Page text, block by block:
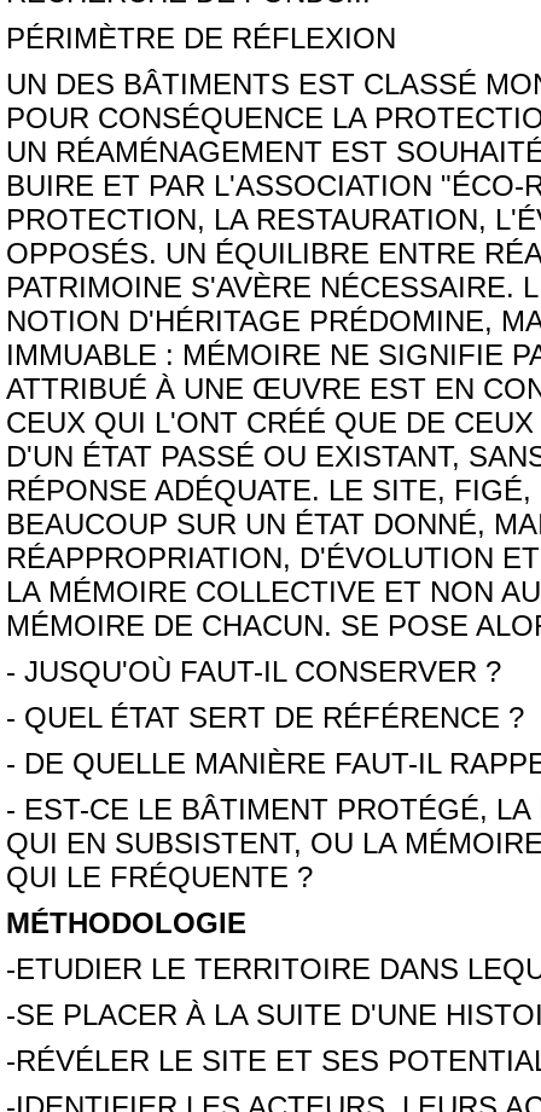
PÉRIMÈTRE DE RÉFLEXION
UN DES BÂTIMENTS EST CLASSÉ
POUR CONSÉQUENCE LA
UN RÉAMÉNAGEMENT EST
BUIRE ET PAR L'ASSOCIATION
PROTECTION, LA RESTAURATION,
OPPOSÉS. UN ÉQUILIBRE ENTRE
PATRIMOINE S'AVÈRE NÉCESSAIRE.
NOTION D'HÉRITAGE PRÉDOMINE,
IMMUABLE : MÉMOIRE NE SIGNIFIE
ATTRIBUÉ À UNE ŒUVRE EST EN
CEUX QUI L'ONT CRÉÉ QUE DE
D'UN ÉTAT PASSÉ OU EXISTANT,
RÉPONSE ADÉQUATE. LE SITE,
BEAUCOUP SUR UN ÉTAT DONNÉ,
RÉAPPROPRIATION, D'ÉVOLUTION
LA MÉMOIRE COLLECTIVE ET NON
MÉMOIRE DE CHACUN. SE POSE
- JUSQU'OÙ FAUT-IL CONSERVER ?
- QUEL ÉTAT SERT DE RÉFÉRENCE ?
- DE QUELLE MANIÈRE FAUT-IL
- EST-CE LE BÂTIMENT PROTÉGÉ,
QUI EN SUBSISTENT, OU LA
QUI LE FRÉQUENTE ?
MÉTHODOLOGIE
-ETUDIER LE TERRITOIRE DANS
-SE PLACER À LA SUITE D'UNE
-RÉVÉLER LE SITE ET SES